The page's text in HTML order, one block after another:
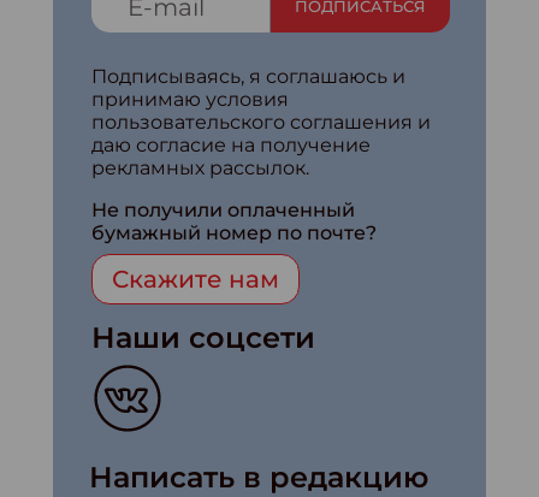
ПОДПИСАТЬСЯ
Подписываясь, я соглашаюсь и
принимаю условия
пользовательского соглашения и
даю согласие на получение
рекламных рассылок.
Не получили оплаченный
бумажный номер по почте?
Скажите нам
Наши соцсети
Написать в редакцию